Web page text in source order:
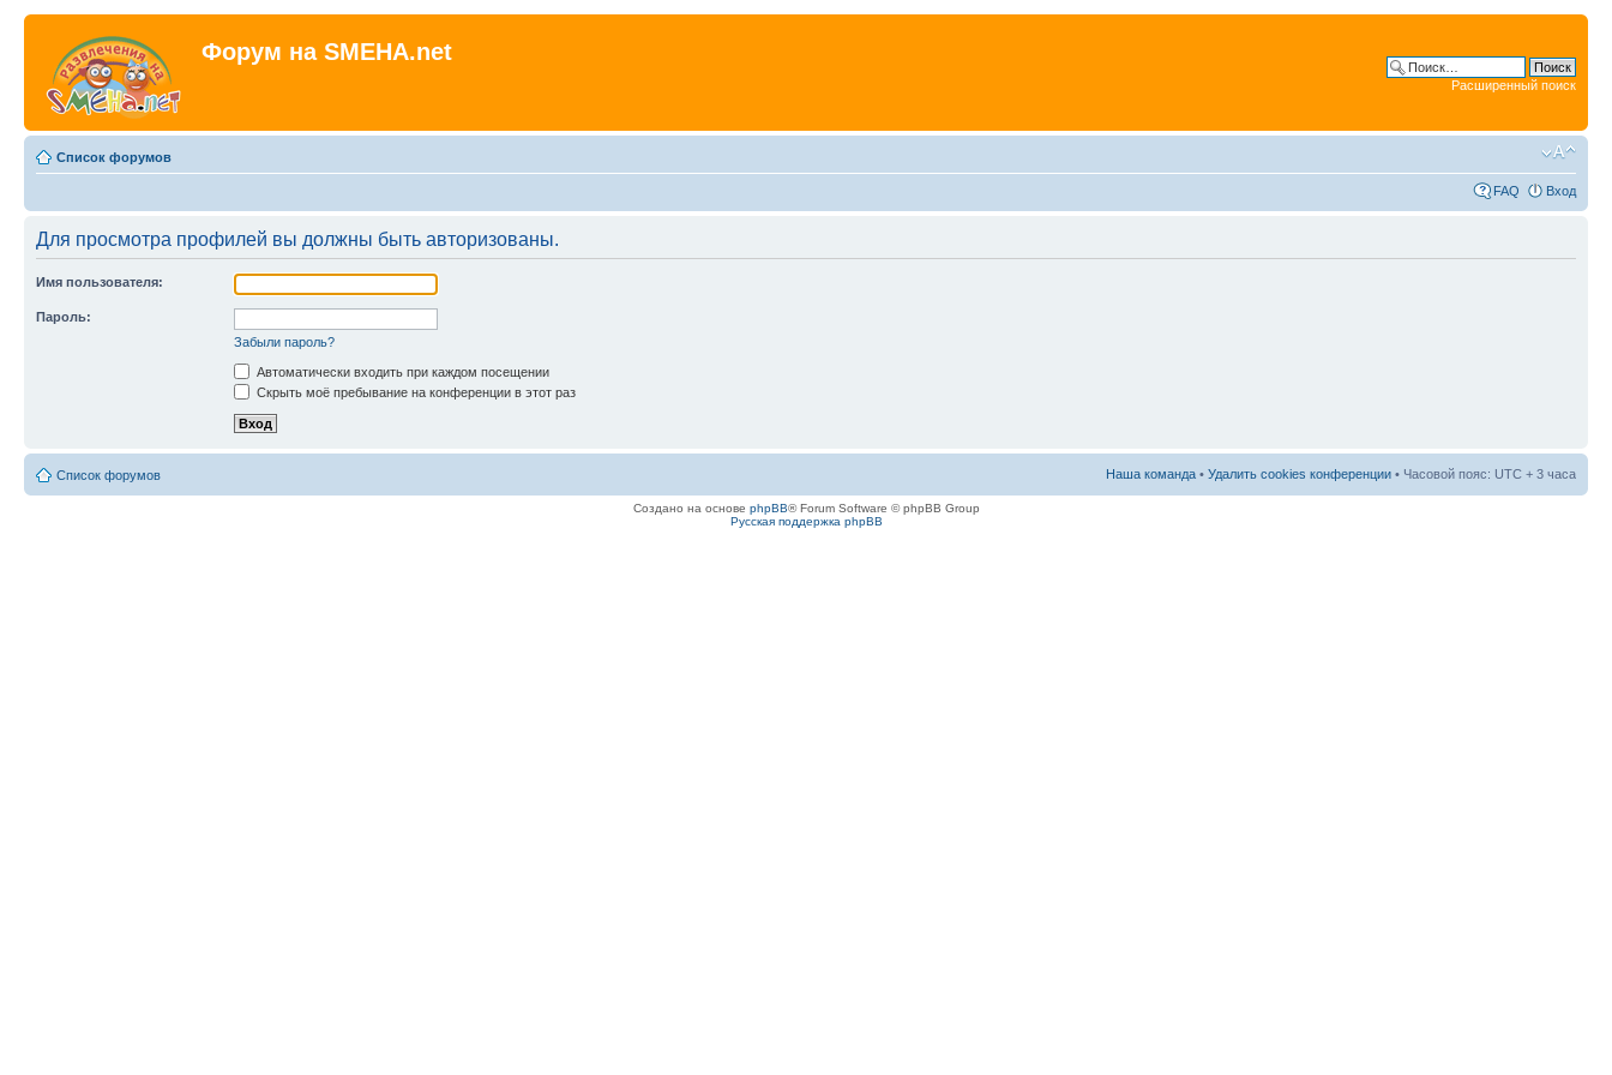
Форум на SMEHA.net
Расширенный поиск
Список форумов
FAQ Вход
Для просмотра профилей вы должны быть авторизованы.
Имя пользователя:
Пароль:
Забыли пароль?
Автоматически входить при каждом посещении
Скрыть моё пребывание на конференции в этот раз
Список форумов Наша команда • Удалить cookies конференции • Часовой пояс: UTC + 3 часа
Создано на основе phpBB® Forum Software © phpBB Group
Русская поддержка phpBB